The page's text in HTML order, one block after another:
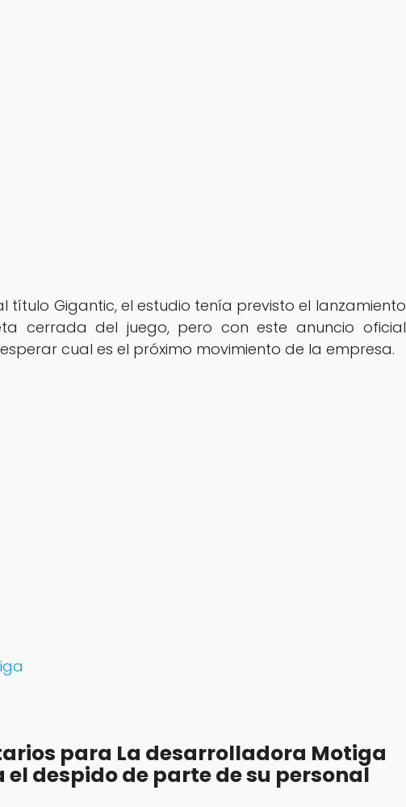
título Gigantic, el estudio tenía previsto el lanzamiento
cerrada del juego, pero con este anuncio oficial
cual es el próximo movimiento de la empresa.
para La desarrolladora Motiga
el despido de parte de su personal